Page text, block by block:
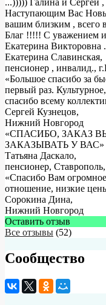
...))))) Галина и Сергей
Наступающим Вас
вашим близким , всего
Благ !!!!! С уважением
Екатерина Викторовна .
Екатерина Славинская,
пенсионер , инвалид.,
«Большое спасибо за
первый раз.
спасибо всему
Сергей Кузнецов,
Нижний Новгород
«СПАСИБО, ЗАКАЗ
ЗАКАЗЫВАТЬ У ВАС»
Татьяна Даскало,
пенсионер,
«Спасибо Вам
отношение, низкие
Сорокина Дина,
Нижний Новгород
Оставить отзыв
Все отзывы (52)
Сообщество